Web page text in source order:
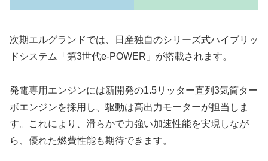
次期エルグランドでは、日産独自のシリーズ式ハイブリッ
ドシステム「第3世代e-POWER」が搭載されます。
発電専用エンジンには新開発の1.5リッター直列3気筒ター
ボエンジンを採用し、駆動は高出力モーターが担当しま
す。これにより、滑らかで力強い加速性能を実現しなが
ら、優れた燃費性能も期待できます。